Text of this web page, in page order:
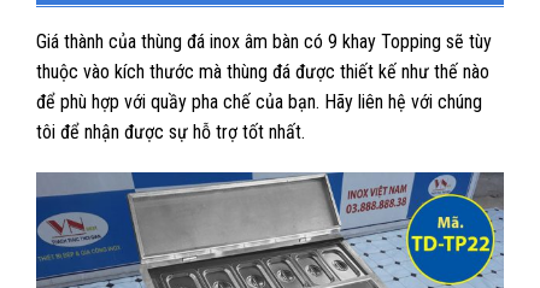
Giá thành của thùng đá inox âm bàn có 9 khay Topping sẽ tùy
thuộc vào kích thước mà thùng đá được thiết kế như thế nào
để phù hợp với quầy pha chế của bạn. Hãy liên hệ với chúng
tôi để nhận được sự hỗ trợ tốt nhất.